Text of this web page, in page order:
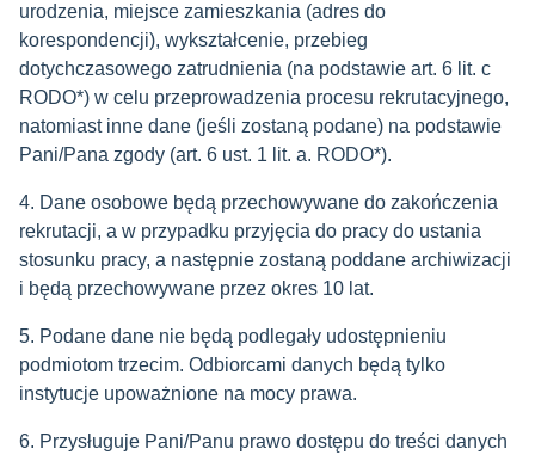
urodzenia, miejsce zamieszkania (adres do
korespondencji), wykształcenie, przebieg
dotychczasowego zatrudnienia (na podstawie art. 6 lit. c
RODO*) w celu przeprowadzenia procesu rekrutacyjnego,
natomiast inne dane (jeśli zostaną podane) na podstawie
Pani/Pana zgody (art. 6 ust. 1 lit. a. RODO*).
4. Dane osobowe będą przechowywane do zakończenia
rekrutacji, a w przypadku przyjęcia do pracy do ustania
stosunku pracy, a następnie zostaną poddane archiwizacji
i będą przechowywane przez okres 10 lat.
5. Podane dane nie będą podlegały udostępnieniu
podmiotom trzecim. Odbiorcami danych będą tylko
instytucje upoważnione na mocy prawa.
6. Przysługuje Pani/Panu prawo dostępu do treści danych